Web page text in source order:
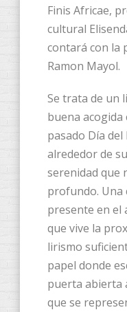
Finis Africae,
cultural
contará con la
Ramon Mayol.
Se trata de un
buena acogida
pasado Día
alrededor de
serenidad que
profundo. Una
presente en el
que vive la
lirismo
papel donde
puerta abierta
que se